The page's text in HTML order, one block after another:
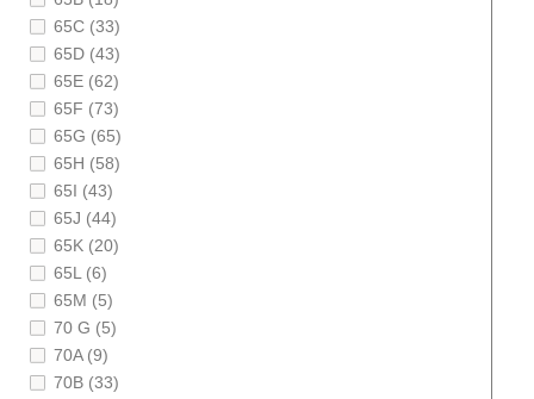
65C (33)
65D (43)
65E (62)
65F (73)
65G (65)
65H (58)
65I (43)
65J (44)
65K (20)
65L (6)
65M (5)
70 G (5)
70A (9)
70B (33)